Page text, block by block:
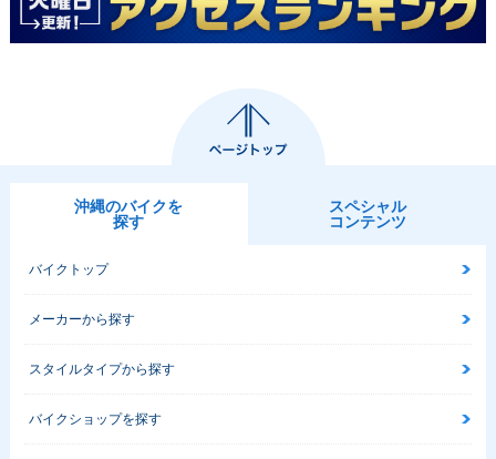
沖縄のバイクを
探す
スペシャル
コンテンツ
バイクトップ
メーカーから探す
スタイルタイプから探す
バイクショップを探す